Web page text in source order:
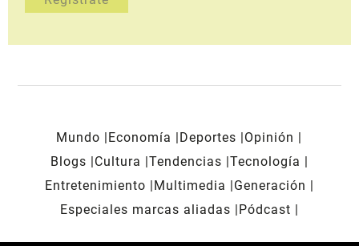
Mundo Economía Deportes
Opinión
Blogs
Cultura Tendencias Tecnología
Entretenimiento
Multimedia
Generación
Especiales marcas aliadas
Pódcast